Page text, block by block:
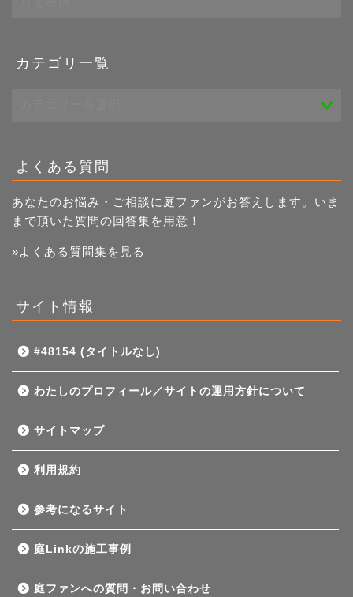
一
覧
カテゴリ一覧
よくある質問
あなたのお悩み・ご相談に庭ファンがお答えします。いま
まで頂いた質問の回答集を用意！
»よくある質問集を見る
サイト情報
#48154 (タイトルなし)
わたしのプロフィール／サイトの運用方針について
サイトマップ
利用規約
参考になるサイト
庭Linkの施工事例
庭ファンへの質問・お問い合わせ